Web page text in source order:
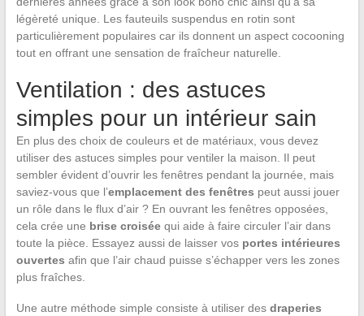
légèreté unique. Les fauteuils suspendus en rotin sont
particulièrement populaires car ils donnent un aspect cocooning
tout en offrant une sensation de fraîcheur naturelle.
Ventilation : des astuces
simples pour un intérieur sain
En plus des choix de couleurs et de matériaux, vous devez
utiliser des astuces simples pour ventiler la maison. Il peut
sembler évident d’ouvrir les fenêtres pendant la journée, mais
saviez-vous que l’emplacement des fenêtres peut aussi jouer
un rôle dans le flux d’air ? En ouvrant les fenêtres opposées,
cela crée une brise croiséequi aide à faire circuler l’air dans
toute la pièce. Essayez aussi de laisser vos portes intérieures
ouvertes afin que l’air chaud puisse s’échapper vers les zones
plus fraîches.
Une autre méthode simple consiste à utiliser des draperies